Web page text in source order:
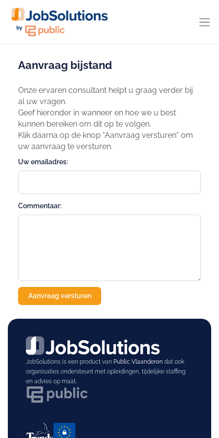
Aanvraag bijstand
Onze ervaren consultant helpt u graag verder bij
al uw vragen.
Geef hieronder in wanneer en hoe we u best
kunnen bereiken om dit op te volgen.
Klik daarna op de knop "Aanvraag versturen" om
uw aanvraag te versturen.
Uw emailadres:
Commentaar:
JobSolutions is een product van Public Vlaanderendat ook
organisaties ondersteunt met opleidingen, tijdelijke staffing
en advies op maat.